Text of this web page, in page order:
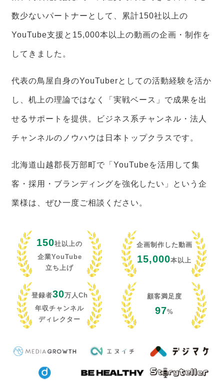
数少ないパートナーとして、累計150社以上の
YouTube支援と15,000本以上の動画の企画・制作を
してきました。
代表の鳥屋自身のYouTuberとしての活動経験を活か
し、机上の理論ではなく「実戦ベース」で成果を出
せるサポートを提供。ビジネス系チャンネル・法人
チャンネルのノウハウは日本トップクラスです。
北海道山越郡長万部町で「YouTubeを活用して集
客・採用・ブランディングを強化したい」という企
業様は、ぜひ一度ご相談ください。
150社以上の
企業YouTube
立ち上げ
企画制作した動画
15,000本以上
登録者30万人Ch
年収チャンネル
ディレクター
顧客満足度
97%